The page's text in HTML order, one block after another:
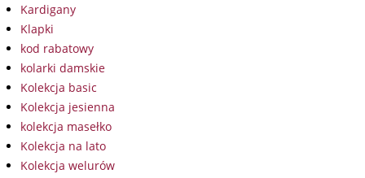
Kardigany
Klapki
kod rabatowy
kolarki damskie
Kolekcja basic
Kolekcja jesienna
kolekcja masełko
Kolekcja na lato
Kolekcja welurów